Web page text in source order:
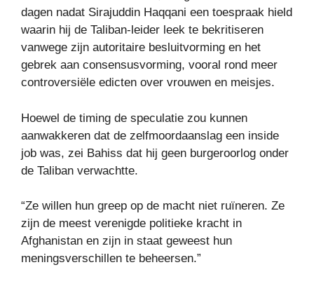
dagen nadat Sirajuddin Haqqani een toespraak hield
waarin hij de Taliban-leider leek te bekritiseren
vanwege zijn autoritaire besluitvorming en het
gebrek aan consensusvorming, vooral rond meer
controversiële edicten over vrouwen en meisjes.
Hoewel de timing de speculatie zou kunnen
aanwakkeren dat de zelfmoordaanslag een inside
job was, zei Bahiss dat hij geen burgeroorlog onder
de Taliban verwachtte.
“Ze willen hun greep op de macht niet ruïneren. Ze
zijn de meest verenigde politieke kracht in
Afghanistan en zijn in staat geweest hun
meningsverschillen te beheersen.”